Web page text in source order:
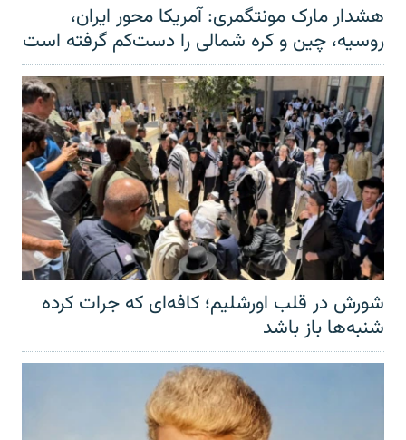
هشدار مارک مونتگمری: آمریکا محور ایران،
روسیه، چین و کره شمالی را دست‌کم گرفته است
شورش در قلب اورشلیم؛ کافه‌ای که جرات کرده
شنبه‌ها باز باشد